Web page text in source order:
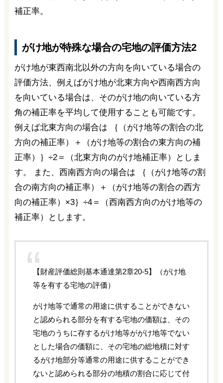
補正率。
がけ地が特殊な場合の宅地の評価方法2
がけ地が東西南北以外の方向を向いている場合の
評価方法、例えばがけ地が北東方向や西南西方向
を向いている場合は、そのがけ地の向いている方
角の補正率を平均して使用することも可能です。
例えば北東方向の場合は ｛（がけ地等の割合の北
方向の補正率）＋（がけ地等の割合の東方向の補
正率）｝÷2＝（北東方向のがけ地補正率）としま
す。 また、西南西方向の場合は ｛（がけ地等の割
合の南方向の補正率）＋（がけ地等の割合の西方
向の補正率）×3｝÷4＝（西南西方向のがけ地等の
補正率）とします。
【財産評価総則基本通達第2章20-5】（がけ地
等を有する宅地の評価）
がけ地等で通常の用途に供することができない
と認められる部分を有する宅地の価額は、その
宅地のうちに存するがけ地等ががけ地等でない
とした場合の価額に、その宅地の総地積に対す
るがけ地部分等通常の用途に供することができ
ないと認められる部分の地積の割合に応じて付